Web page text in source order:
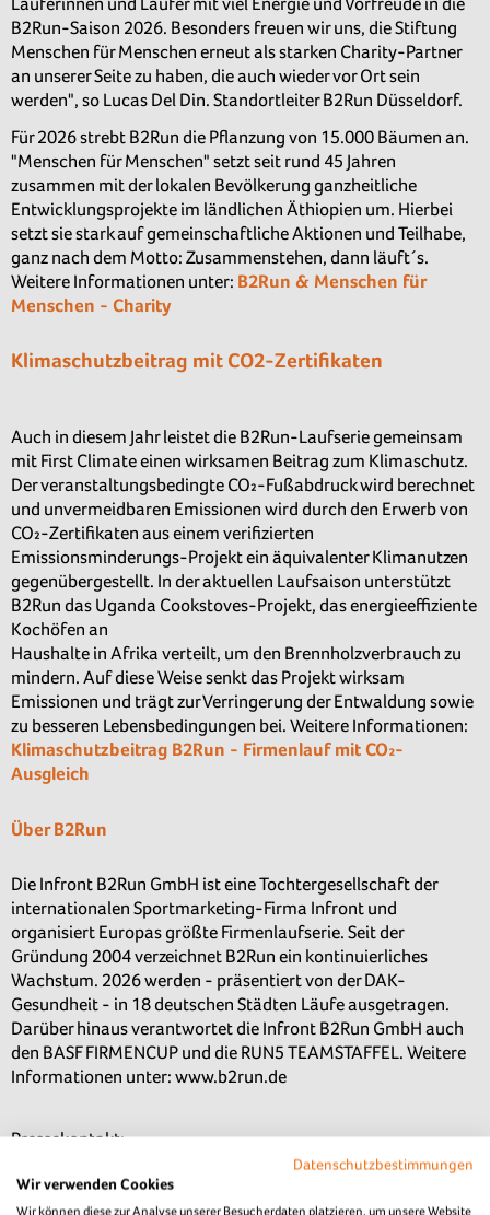
B2Run-Saison 2026. Besonders freuen wir uns, die Stiftung
Menschen für Menschen erneut als starken Charity-Partner
an unserer Seite zu haben, die auch wieder vor Ort sein
werden", so Lucas Del Din. Standortleiter B2Run Düsseldorf.
Für 2026 strebt B2Run die Pflanzung von 15.000 Bäumen an.
"Menschen für Menschen" setzt seit rund 45 Jahren
zusammen mit der lokalen Bevölkerung ganzheitliche
Entwicklungsprojekte im ländlichen Äthiopien um. Hierbei
setzt sie stark auf gemeinschaftliche Aktionen und Teilhabe,
ganz nach dem Motto: Zusammenstehen, dann läuft´s.
Weitere Informationen unter: B2Run & Menschen für
Menschen - Charity
Klimaschutzbeitrag mit CO2-Zertifikaten
Auch in diesem Jahr leistet die B2Run-Laufserie gemeinsam
mit First Climate einen wirksamen Beitrag zum Klimaschutz.
Der veranstaltungsbedingte CO₂-Fußabdruck wird berechnet
und unvermeidbaren Emissionen wird durch den Erwerb von
CO₂-Zertifikaten aus einem verifizierten
Emissionsminderungs-Projekt ein äquivalenter Klimanutzen
gegenübergestellt. In der aktuellen Laufsaison unterstützt
B2Run das Uganda Cookstoves-Projekt, das energieeffiziente
Kochöfen an
Haushalte in Afrika verteilt, um den Brennholzverbrauch zu
mindern. Auf diese Weise senkt das Projekt wirksam
Emissionen und trägt zur Verringerung der Entwaldung sowie
zu besseren Lebensbedingungen bei. Weitere Informationen:
Klimaschutzbeitrag B2Run - Firmenlauf mit CO₂-
Ausgleich
Über B2Run
Die Infront B2Run GmbH ist eine Tochtergesellschaft der
internationalen Sportmarketing-Firma Infront und
organisiert Europas größte Firmenlaufserie. Seit der
Gründung 2004 verzeichnet B2Run ein kontinuierliches
Wachstum. 2026 werden - präsentiert von der DAK-
Gesundheit - in 18 deutschen Städten Läufe ausgetragen.
Darüber hinaus verantwortet die Infront B2Run GmbH auch
den BASF FIRMENCUP und die RUN5 TEAMSTAFFEL. Weitere
Informationen unter: www.b2run.de
Pressekontakt:
Mail : sommermiriam@yahoo.de
Datenschutzbestimmungen
Wir verwenden Cookies
Wir können diese zur Analyse unserer Besucherdaten platzieren, um unsere Website